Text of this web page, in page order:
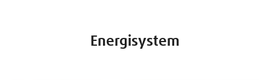
Energisystem